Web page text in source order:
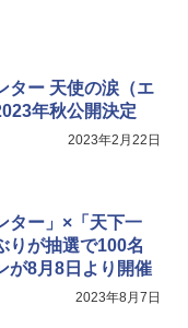
ター 天使の涙（エ
年秋公開決定
2023年2月22日
ター」×「天下一
りが抽選で100名
が8月8日より開催
2023年8月7日